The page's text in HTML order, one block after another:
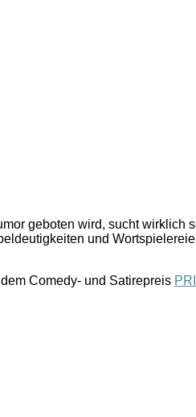
geboten wird, sucht wirklich
und
Comedy- und Satirepreis